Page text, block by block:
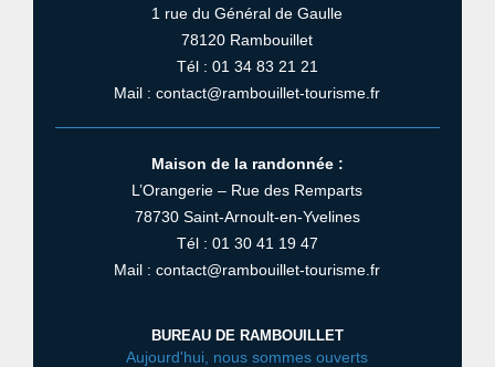
1 rue du Général de Gaulle
78120 Rambouillet
Tél : 01 34 83 21 21
Mail : contact@rambouillet-tourisme.fr
Maison de la randonnée :
L’Orangerie – Rue des Remparts
78730 Saint-Arnoult-en-Yvelines
Tél : 01 30 41 19 47
Mail : contact@rambouillet-tourisme.fr
BUREAU DE RAMBOUILLET
Aujourd'hui, nous sommes ouverts